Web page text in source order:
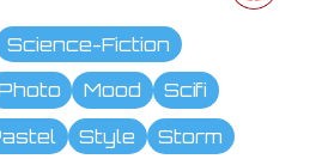
Science-Fiction
Mood
Scifi
Style
Storm